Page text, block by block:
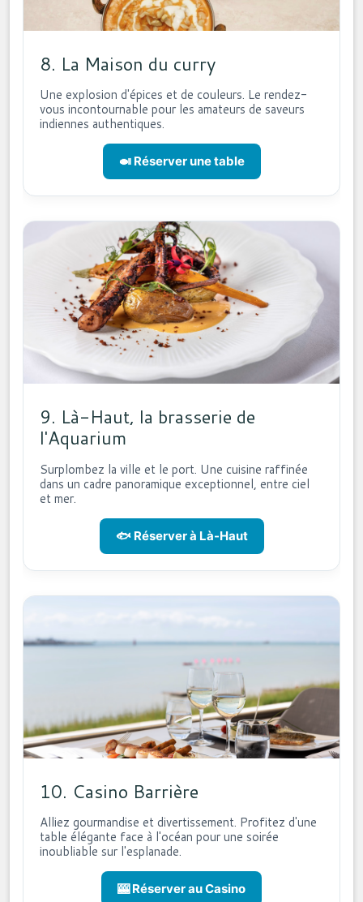
8. La Maison du curry
Une explosion d'épices et de couleurs. Le rendez-
vous incontournable pour les amateurs de saveurs
indiennes authentiques.
🍛 Réserver une table
9. Là-Haut, la brasserie de
l'Aquarium
Surplombez la ville et le port. Une cuisine raffinée
dans un cadre panoramique exceptionnel, entre ciel
et mer.
🐟 Réserver à Là-Haut
10. Casino Barrière
Alliez gourmandise et divertissement. Profitez d'une
table élégante face à l'océan pour une soirée
inoubliable sur l'esplanade.
🎰 Réserver au Casino